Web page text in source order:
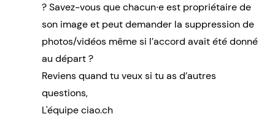
? Savez-vous que chacun∙e est propriétaire de
son image et peut demander la suppression de
photos/vidéos même si l’accord avait été donné
au départ ?
Reviens quand tu veux si tu as d’autres
questions,
L'équipe ciao.ch